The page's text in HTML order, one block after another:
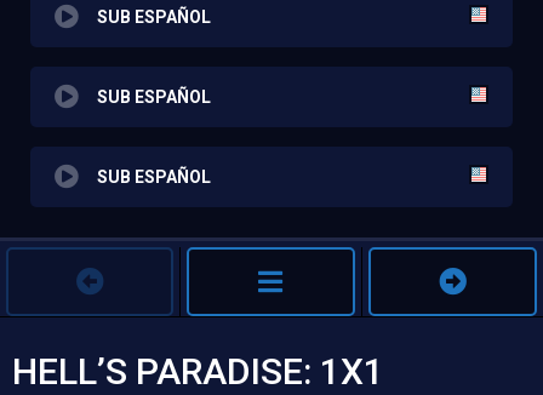
SUB ESPAÑOL
SUB ESPAÑOL
SUB ESPAÑOL
HELL’S PARADISE: 1X1